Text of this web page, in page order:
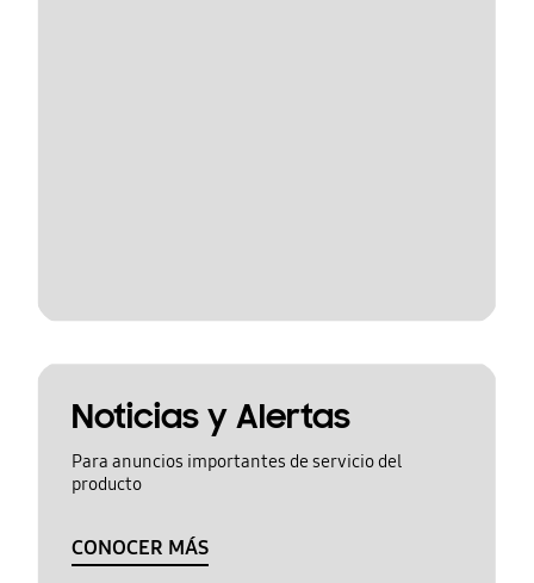
Noticias y Alertas
Para anuncios importantes de servicio del
producto
CONOCER MÁS